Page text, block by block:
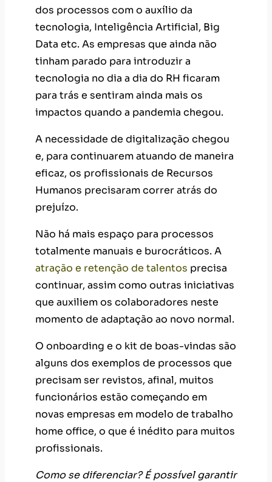
dos processos com o auxílio da
tecnologia, Inteligência Artificial, Big
Data etc. As empresas que ainda não
tinham parado para introduzir a
tecnologia no dia a dia do RH ficaram
para trás e sentiram ainda mais os
impactos quando a pandemia chegou.
A necessidade de digitalização chegou
e, para continuarem atuando de maneira
eficaz, os profissionais de Recursos
Humanos precisaram correr atrás do
prejuízo.
Não há mais espaço para processos
totalmente manuais e burocráticos. A
atração e retenção de talentos precisa
continuar, assim como outras iniciativas
que auxiliem os colaboradores neste
momento de adaptação ao novo normal.
O onboarding e o kit de boas-vindas são
alguns dos exemplos de processos que
precisam ser revistos, afinal, muitos
funcionários estão começando em
novas empresas em modelo de trabalho
home office, o que é inédito para muitos
profissionais.
Como se diferenciar? É possível garantir